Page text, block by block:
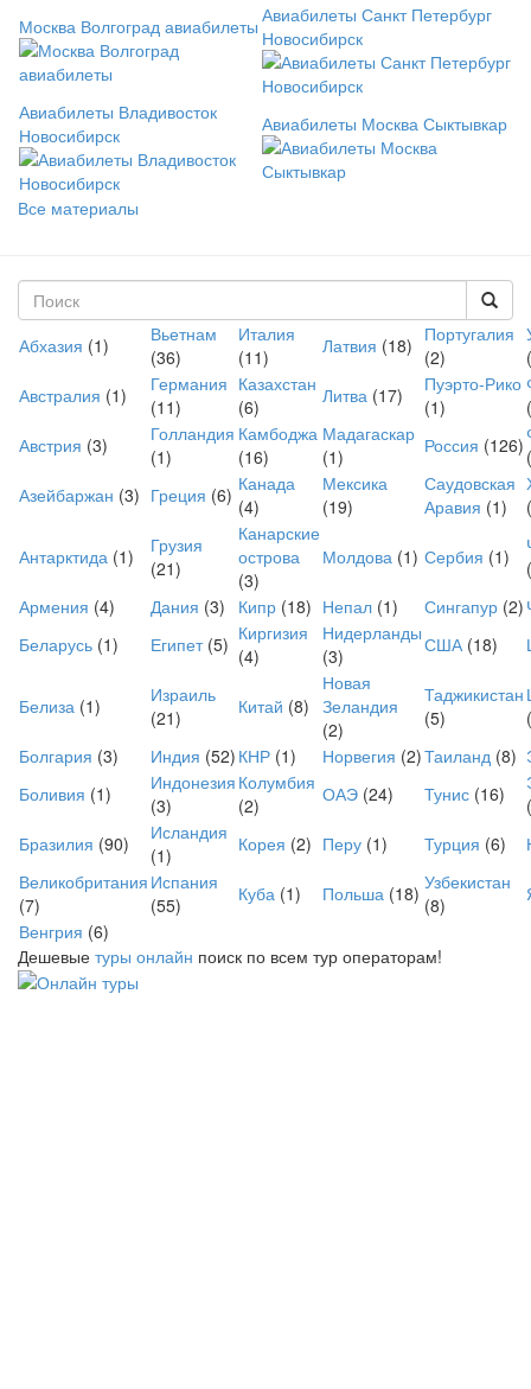
Москва Волгоград авиабилеты Авиабилеты Санкт Петербург
Новосибирск
Авиабилеты Владивосток
Новосибирск
Авиабилеты Москва Сыктывкар
Все материалы
Форма поиска
Поиск
Абхазия (1)
Вьетнам
(36)
Италия
(11)
Латвия (18) Португалия
(2)
Австралия (1)
Германия
(11)
Казахстан
(6)
Литва (17)
Пуэрто-Рико
(1)
Австрия (3)
Голландия
(1)
Камбоджа
(16)
Мадагаскар
(1)
Россия (126)
Азейбаржан (3) Греция (6) Канада
(4)
Мексика
(19)
Саудовская
Аравия (1)
Антарктида (1)
Грузия
(21)
Канарские
острова
(3)
Молдова (1) Сербия (1)
Армения (4) Дания (3) Кипр (18) Непал (1) Сингапур (2)
Беларусь (1) Египет (5) Киргизия
(4)
Нидерланды
(3)
США (18)
Белиза (1)
Израиль
(21)
Китай (8)
Новая
Зеландия
(2)
Таджикистан
(5)
Болгария (3) Индия (52) КНР (1) Норвегия (2)Таиланд (8)
Боливия (1)
Индонезия
(3)
Колумбия
(2)
ОАЭ (24) Тунис (16)
Бразилия (90)
Исландия
(1)
Корея (2) Перу (1) Турция (6)
Великобритания
(7)
Испания
(55)
Куба (1) Польша (18) Узбекистан
(8)
Венгрия (6)
Дешевые туры онлайн поиск по всем тур операторам!